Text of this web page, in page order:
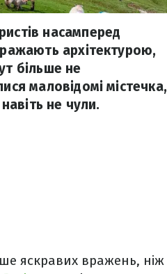
насамперед
архітектурою,
більше не
маловідомі містечка,
не чули.
яскравих вражень, ніж